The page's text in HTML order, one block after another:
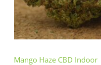
Mango Haze CBD Indoor